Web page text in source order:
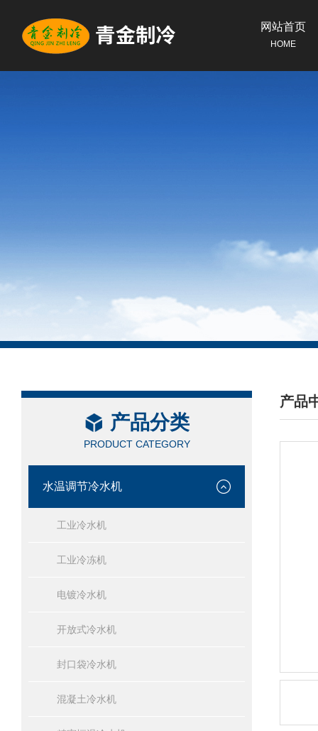
网站首页
HOME
产品分类
PRODUCT CATEGORY
水温调节冷水机
工业冷水机
工业冷冻机
电镀冷水机
开放式冷水机
封口袋冷水机
混凝土冷水机
产品
/